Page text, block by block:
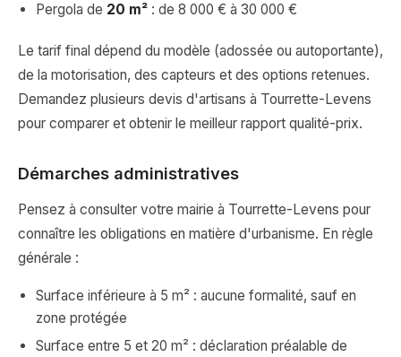
Pergola de 20 m² : de 8 000 € à 30 000 €
Le tarif final dépend du modèle (adossée ou autoportante),
de la motorisation, des capteurs et des options retenues.
Demandez plusieurs devis d'artisans à Tourrette-Levens
pour comparer et obtenir le meilleur rapport qualité-prix.
Démarches administratives
Pensez à consulter votre mairie à Tourrette-Levens pour
connaître les obligations en matière d'urbanisme. En règle
générale :
Surface inférieure à 5 m² : aucune formalité, sauf en
zone protégée
Surface entre 5 et 20 m² : déclaration préalable de